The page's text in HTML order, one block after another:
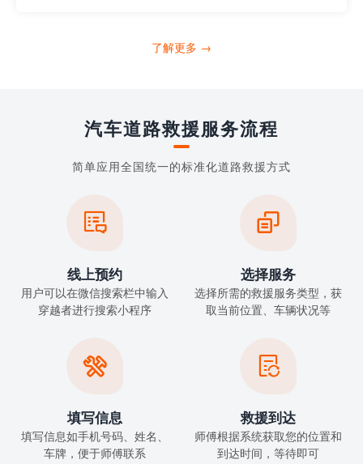
了解更多 →
汽车道路救援服务流程
简单应用全国统一的标准化道路救援方式

线上预约
用户可以在微信搜索栏中输入
穿越者进行搜索小程序

选择服务
选择所需的救援服务类型，获
取当前位置、车辆状况等

填写信息
填写信息如手机号码、姓名、
车牌，便于师傅联系

救援到达
师傅根据系统获取您的位置和
到达时间，等待即可